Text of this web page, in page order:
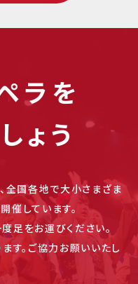
ラを
ょう
全国各地で大小さまざま
催しています。
足をお運びください。
す。ご協力お願いいたし